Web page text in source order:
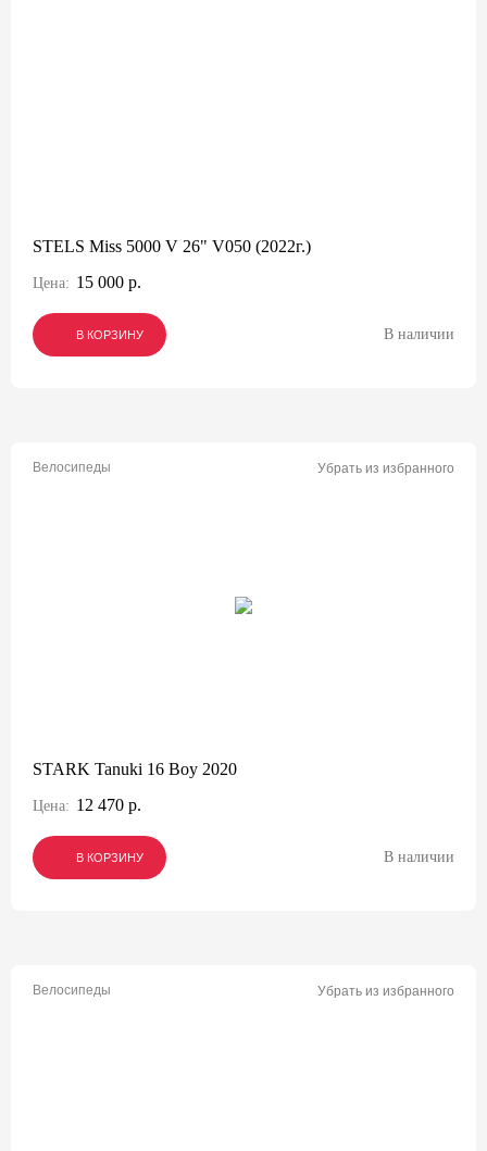
STELS Miss 5000 V 26" V050 (2022г.)
Цена: 15 000 р.
В КОРЗИНУ
В КОРЗИНУ
В КОРЗИНУ В наличии
Велосипеды Убрать из избранного
STARK Tanuki 16 Boy 2020
Цена: 12 470 р.
В КОРЗИНУ
В КОРЗИНУ
В КОРЗИНУ В наличии
Велосипеды Убрать из избранного